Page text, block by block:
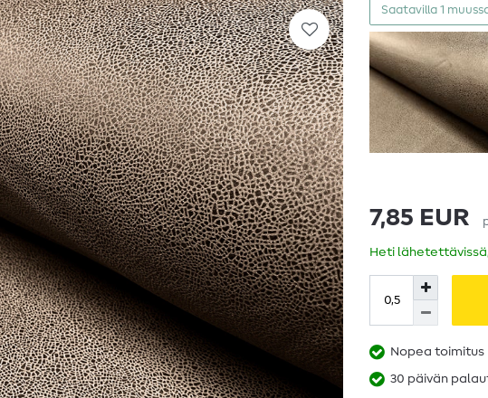
Saatavilla 1
7,85 EUR
Heti
Nopea toimitus
30 päivän